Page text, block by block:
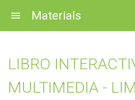
Materials
LIBRO
MULTIMEDIA -